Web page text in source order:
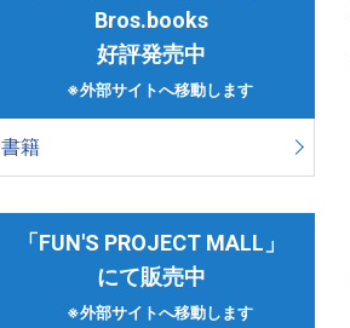
Bros.books
好評発売中
※外部サイトへ移動します
書籍
「FUN'S PROJECT MALL」
にて販売中
※外部サイトへ移動します